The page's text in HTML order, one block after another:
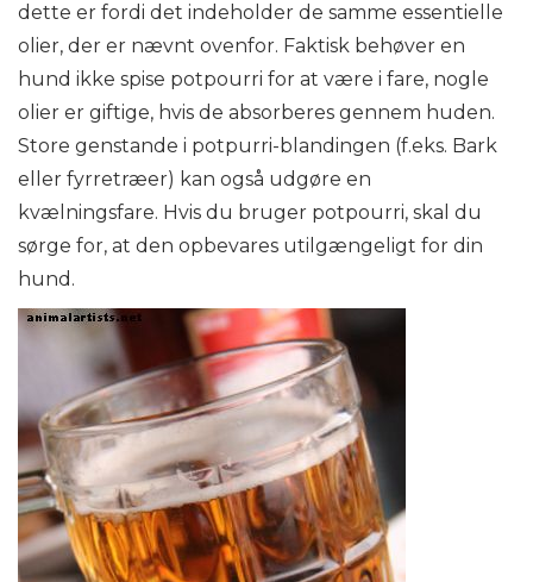
dette er fordi det indeholder de samme essentielle
olier, der er nævnt ovenfor. Faktisk behøver en
hund ikke spise potpourri for at være i fare, nogle
olier er giftige, hvis de absorberes gennem huden.
Store genstande i potpurri-blandingen (f.eks. Bark
eller fyrretræer) kan også udgøre en
kvælningsfare. Hvis du bruger potpourri, skal du
sørge for, at den opbevares utilgængeligt for din
hund.